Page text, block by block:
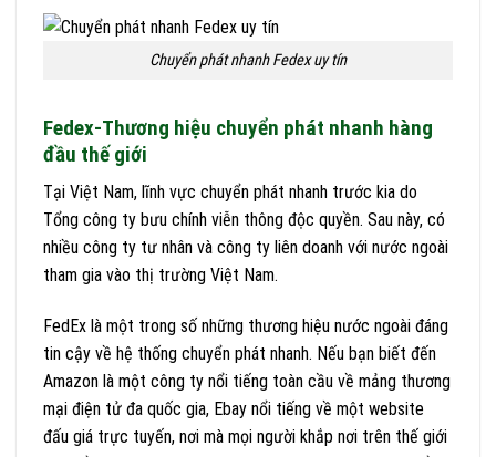
Chuyển phát nhanh Fedex uy tín
Fedex-Thương hiệu chuyển phát nhanh hàng
đầu thế giới
Tại Việt Nam, lĩnh vực chuyển phát nhanh trước kia do
Tổng công ty bưu chính viễn thông độc quyền. Sau này, có
nhiều công ty tư nhân và công ty liên doanh với nước ngoài
tham gia vào thị trường Việt Nam.
FedEx là một trong số những thương hiệu nước ngoài đáng
tin cậy về hệ thống chuyển phát nhanh. Nếu bạn biết đến
Amazon là một công ty nổi tiếng toàn cầu về mảng thương
mại điện tử đa quốc gia, Ebay nổi tiếng về một website
đấu giá trực tuyến, nơi mà mọi người khắp nơi trên thế giới